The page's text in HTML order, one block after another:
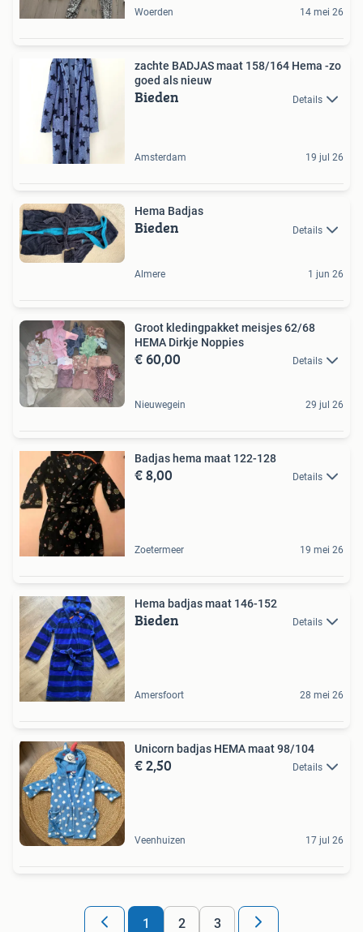
Woerden 14 mei 26
zachte BADJAS maat 158/164 Hema -zo
goed als nieuw
Bieden Details
Amsterdam 19 jul 26
Hema Badjas
Bieden Details
Almere 1 jun 26
Groot kledingpakket meisjes 62/68
HEMA Dirkje Noppies
€ 60,00 Details
Nieuwegein 29 jul 26
Badjas hema maat 122-128
€ 8,00 Details
Zoetermeer 19 mei 26
Hema badjas maat 146-152
Bieden Details
Amersfoort 28 mei 26
Unicorn badjas HEMA maat 98/104
€ 2,50 Details
Veenhuizen 17 jul 26
1 2 3